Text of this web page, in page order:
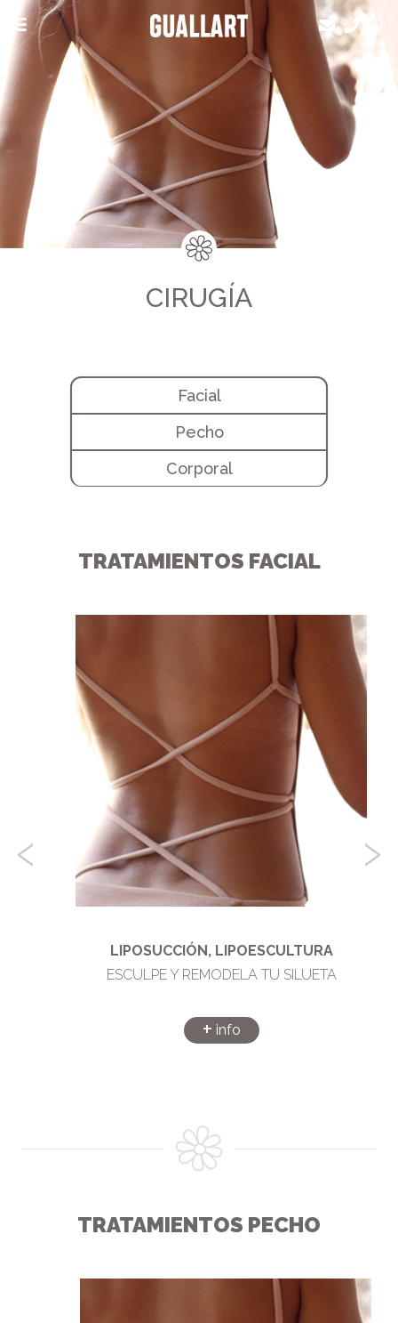
CIRUGÍA
Facial
Pecho
Corporal
TRATAMIENTOS FACIAL
LIPOSUCCIÓN, LIPOESCULTURA
ESCULPE Y REMODELA TU SILUETA
+ info
‹ ›
TRATAMIENTOS PECHO